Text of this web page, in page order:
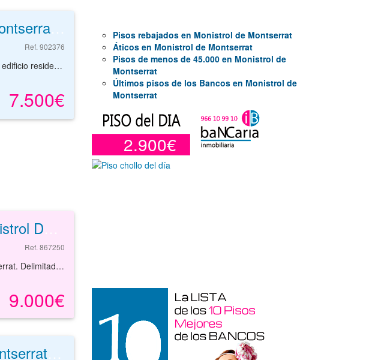
Ref. 902376
Amplia plaza de parking ubicada en la planta sótano de un edificio residencial. Dispone de buen acceso mediante rampa, acceso peatonal mediante escaleras y espacio para la realización de maniobrasUbicada al sur del centro urbano de Monistrol de Montserrat, próxima a la estación de ferrocarriles.Con muy buena comunicación mediante carretera que conectan con poblaciones colindantes.Solicite más información sin ningún tipo de compromiso.
7.500€
Ref. 867250
Plaza de aparcamiento de 15,20m², se encuentran situadas en el municipio de Monistrol de Montserrat. Delimitado por la calle Sant Jeroni. Posee acceso directo a la Finca en las que está ubicada mediante acceso escalera y rampa.Las viviendas del entorno corresponden a edificios de reciente construcción, teniendo el barrio carácter urbano consolidado. Entorno con equipamientos completos: médico-sanitario, docente,comercial, zonas verdes y deportivas.Está situado cerca de una vía de comunicación importante, y dispone de servicio de autobús cercanos.Comunicaciones completas con el resto de la provincia por carreteras y autopistas, servicios de autobuses interurbanos. Buenas comunicaciones con el resto de la ciudad, con paradas próximas de autobuses y taxis.
9.000€
Pisos rebajados en Monistrol de Montserrat
Áticos en Monistrol de Montserrat
Pisos de menos de 45.000 en Monistrol de
Montserrat
Últimos pisos de los Bancos en Monistrol de
Montserrat
2.900€